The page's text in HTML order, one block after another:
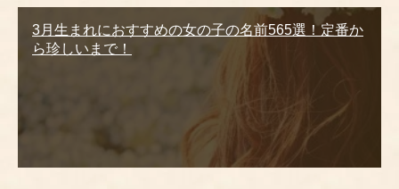
3月生まれにおすすめの女の子の名前565選！定番か
ら珍しいまで！